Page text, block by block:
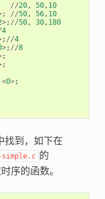
//20, 50, 10
; //50, 56, 10
>; //50, 30, 180
4
; //4
>; //8
;
;
<0>;
找到，如下在
的
序的函数。